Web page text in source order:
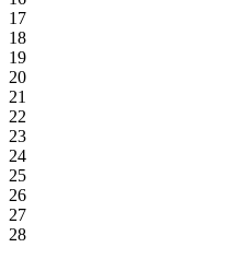
17
18
19
20
21
22
23
24
25
26
27
28